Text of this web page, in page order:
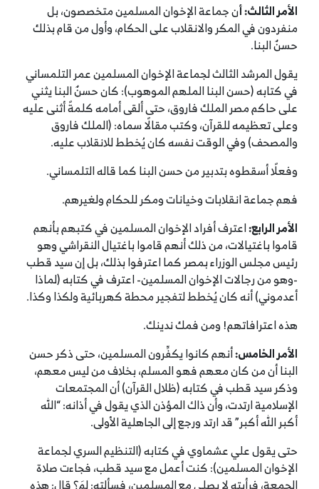
الأمر الثالث: أن جماعة الإخوان المسلمين متخصصون، بل
منفردون في المكر والانقلاب على الحكام، وأول من قام بذلك
حسنٌ البنا.
يقول المرشد الثالث لجماعة الإخوان المسلمين عمر التلمساني
في كتابه (حسن البنا الملهم الموهوب): كان حسنٌ البنا يثني
على حاكم مصر الملك فاروق، حتى ألقى أمامه كلمةً أثنى عليه
وعلى تعظيمه للقرآن، وكتب مقالًا سماه: (الملك فاروق
والمصحف) وفي الوقت نفسه كان يُخطط للانقلاب عليه.
وفعلًا أسقطوه بتدبير من حسن البنا كما قاله التلمساني.
فهم جماعة انقلابات وخيانات ومكر للحكام ولغيرهم.
الأمر الرابع:اعترف أفراد الإخوان المسلمين في كتبهم بأنهم
قاموا باغتيالات، من ذلك أنهم قاموا باغتيال النقراشي وهو
رئيس مجلس الوزراء بمصر كما اعترفوا بذلك، بل إن سيد قطب
-وهو من رجالات الإخوان المسلمين- اعترف في كتابه (لماذا
أعدموني) أنه كان يُخطط لتفجير محطة كهربائية ولكذا وكذا.
هذه اعترافاتهم! ومن فمك ندينك.
الأمر الخامس:أنهم كانوا يكفِّرون المسلمين، حتى ذكر حسن
البنا أن من كان معهم فهو المسلم، بخلاف من ليس معهم،
وذكر سيد قطب في كتابه (ظلال القرآن) أن المجتمعات
الإسلامية ارتدت، وأن ذاك المؤذن الذي يقول في أذانه: “الله
أكبر الله أكبر” قد ارتد ورجع إلى الجاهلية الأولى.
حتى يقول علي عشماوي في كتابه (التنظيم السري لجماعة
الإخوان المسلمين): كنت أعمل مع سيد قطب، فجاءت صلاة
الجمعة، فرأيته لا يصلي مع المسلمين، فسألته: لمَ؟ قال: هذه